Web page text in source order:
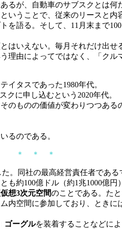
が、自動車のサブスクとは
うことで、従来のリースと
語る。そして、11月末まで
はいえない。毎月それだけ出
由によってではなく、「ク
タスであった1980年代。
に申し込むという2020年代。
ものの価値が変わりつつあ
るのである。
＊ ＊ ＊
。同社の最高経営責任者であ
約100億ドル（約1兆1000億
想3次元空間のことである。た
ム内空間に参加しており、とき
ゴーグルを装着することなどに